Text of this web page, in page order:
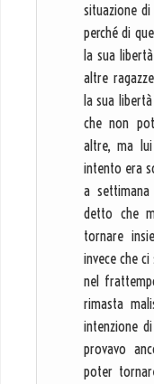
situazione
perché di
la sua
altre
la sua
che non
altre, ma
intento era
a
detto che
tornare
invece che
nel
rimasta
intenzione
provavo
poter